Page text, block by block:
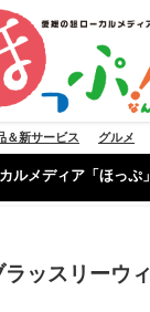
＆新サービス グルメ
ルメディア「ほっぷ
ッスリーウ